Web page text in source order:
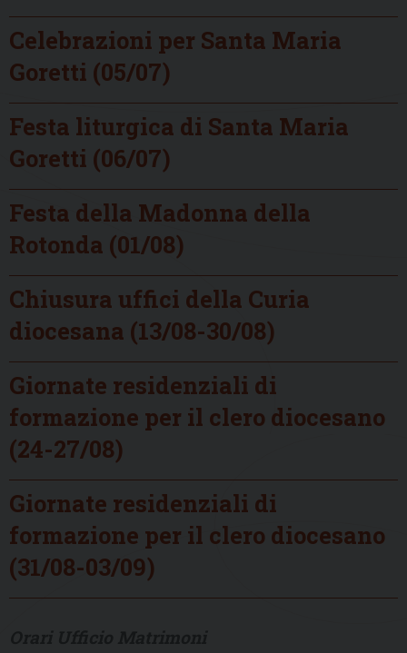
Celebrazioni per Santa Maria
Goretti (05/07)
Festa liturgica di Santa Maria
Goretti (06/07)
Festa della Madonna della
Rotonda (01/08)
Chiusura uffici della Curia
diocesana (13/08-30/08)
Giornate residenziali di
formazione per il clero diocesano
(24-27/08)
Giornate residenziali di
formazione per il clero diocesano
(31/08-03/09)